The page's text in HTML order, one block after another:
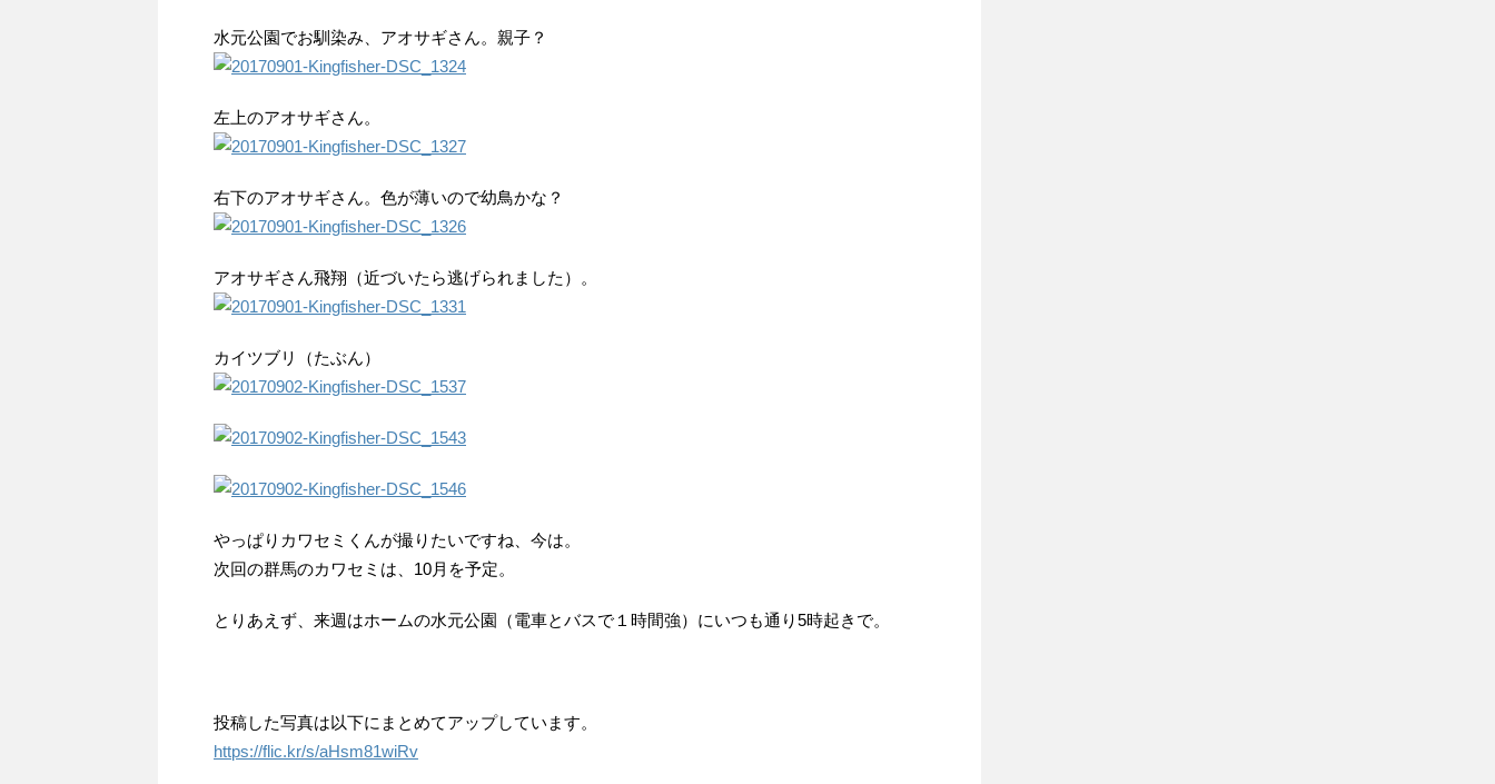
水元公園でお馴染み、アオサギさん。親子？
左上のアオサギさん。
右下のアオサギさん。色が薄いので幼鳥かな？
アオサギさん飛翔（近づいたら逃げられました）。
カイツブリ（たぶん）
やっぱりカワセミくんが撮りたいですね、今は。
次回の群馬のカワセミは、10月を予定。
とりあえず、来週はホームの水元公園（電車とバスで１時間強）にいつも通り5時起きで。
投稿した写真は以下にまとめてアップしています。
https://flic.kr/s/aHsm81wiRv